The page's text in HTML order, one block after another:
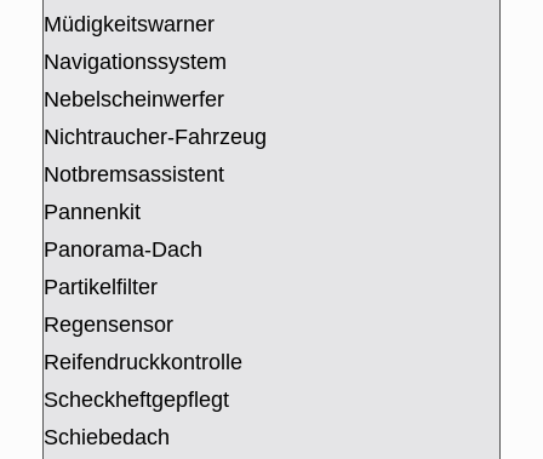
Müdigkeitswarner
Navigationssystem
Nebelscheinwerfer
Nichtraucher-Fahrzeug
Notbremsassistent
Pannenkit
Panorama-Dach
Partikelfilter
Regensensor
Reifendruckkontrolle
Scheckheftgepflegt
Schiebedach